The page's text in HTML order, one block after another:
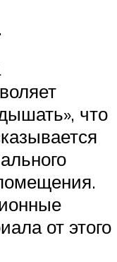
что
от этого